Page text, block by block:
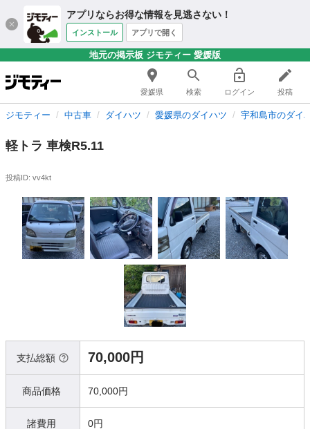
アプリならお得な情報を見逃さない！
インストール アプリで開く
地元の掲示板 ジモティー 愛媛版
愛媛県 検索 ログイン 投稿
ジモティー 中古車 ダイハツ 愛媛県のダイハツ 宇和島市のダイ
軽トラ 車検R5.11
投稿ID: vv4kt
支払総額 70,000円
商品価格 70,000円
諸費用 0円